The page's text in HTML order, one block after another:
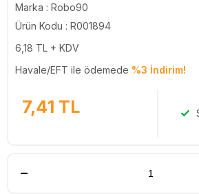
Marka : Robo90
Ürün Kodu : R001894
6,18 TL + KDV
Havale/EFT ile ödemede %3 İndirim!
7,41 TL